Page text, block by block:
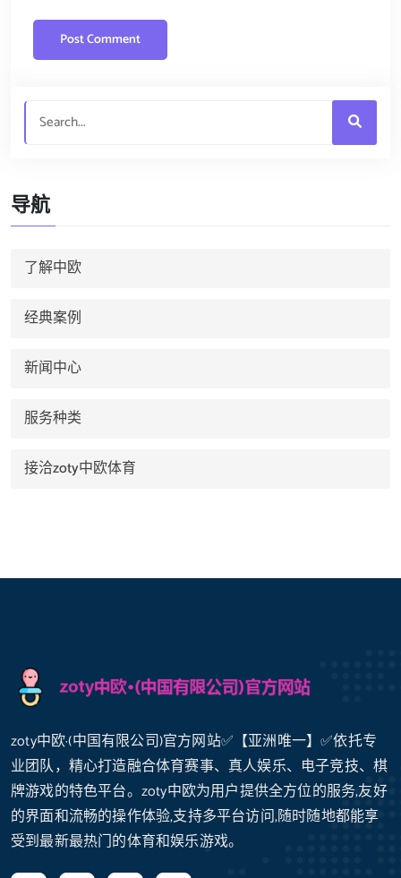
导航
了解中欧
经典案例
新闻中心
服务种类
接洽zoty中欧体育
zoty中欧·(中国有限公司)官方网站✅【亚洲唯一】✅依托专
业团队，精心打造融合体育赛事、真人娱乐、电子竞技、棋
牌游戏的特色平台。zoty中欧为用户提供全方位的服务,友好
的界面和流畅的操作体验,支持多平台访问,随时随地都能享
受到最新最热门的体育和娱乐游戏。